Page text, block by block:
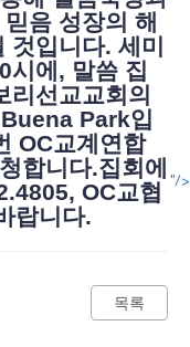
"/>
음 성장의 해
입니다. 세미
시에, 말씀 집
리선교교회의
Park입
OC교계연합
합니다.집회에
OC교협
랍니다.
목록